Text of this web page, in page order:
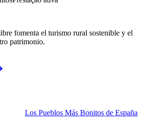
fomenta el turismo rural sostenible y el
patrimonio.
Los Pueblos Más Bonitos de España